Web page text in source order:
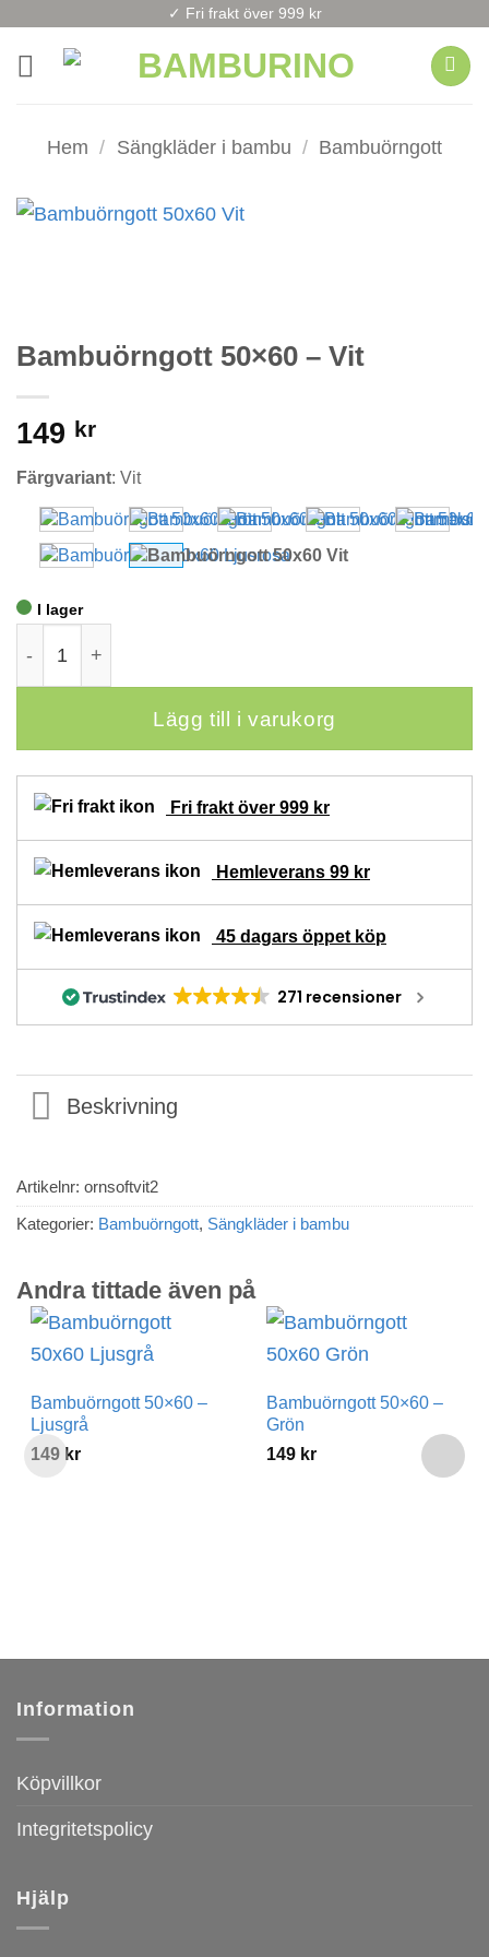
content
✓ Fri frakt över 999 kr
Hem / Sängkläder i bambu / Bambuörngott
Bambuörngott 50×60 – Vit
149 kr
Färgvariant: Vit
I lager
Lägg till i varukorg
Fri frakt över 999 kr
Hemleverans 99 kr
45 dagars öppet köp
271 recensioner
Beskrivning
Artikelnr: ornsoftvit2
Kategorier: Bambuörngott, Sängkläder i bambu
Andra tittade även på
Bambuörngott 50×60 –
Ljusgrå
149 kr
Bambuörngott 50×60 –
Grön
149 kr
Information
Köpvillkor
Integritetspolicy
Hjälp